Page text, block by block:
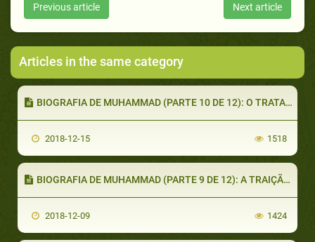
Previous article Next article
Articles in the same category
BIOGRAFIA DE MUHAMMAD (PARTE 10 DE 12): O TRATADO DE HUDAIBIYYAH
2018-12-15 1518
BIOGRAFIA DE MUHAMMAD (PARTE 9 DE 12): A TRAIÇÃO DOS ANTIGOS ALIADOS
2018-12-09 1424